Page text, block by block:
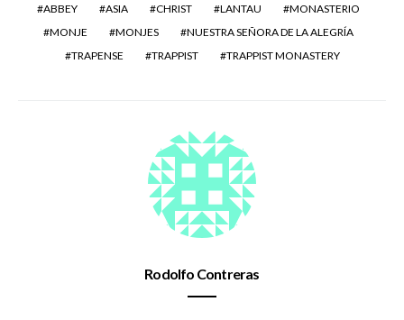
ABBEY
ASIA CHRIST LANTAU
MONASTERIO
MONJE
MONJES
NUESTRA SEÑORA DE LA ALEGRÍA
TRAPENSE
TRAPPIST TRAPPIST MONASTERY
Rodolfo Contreras